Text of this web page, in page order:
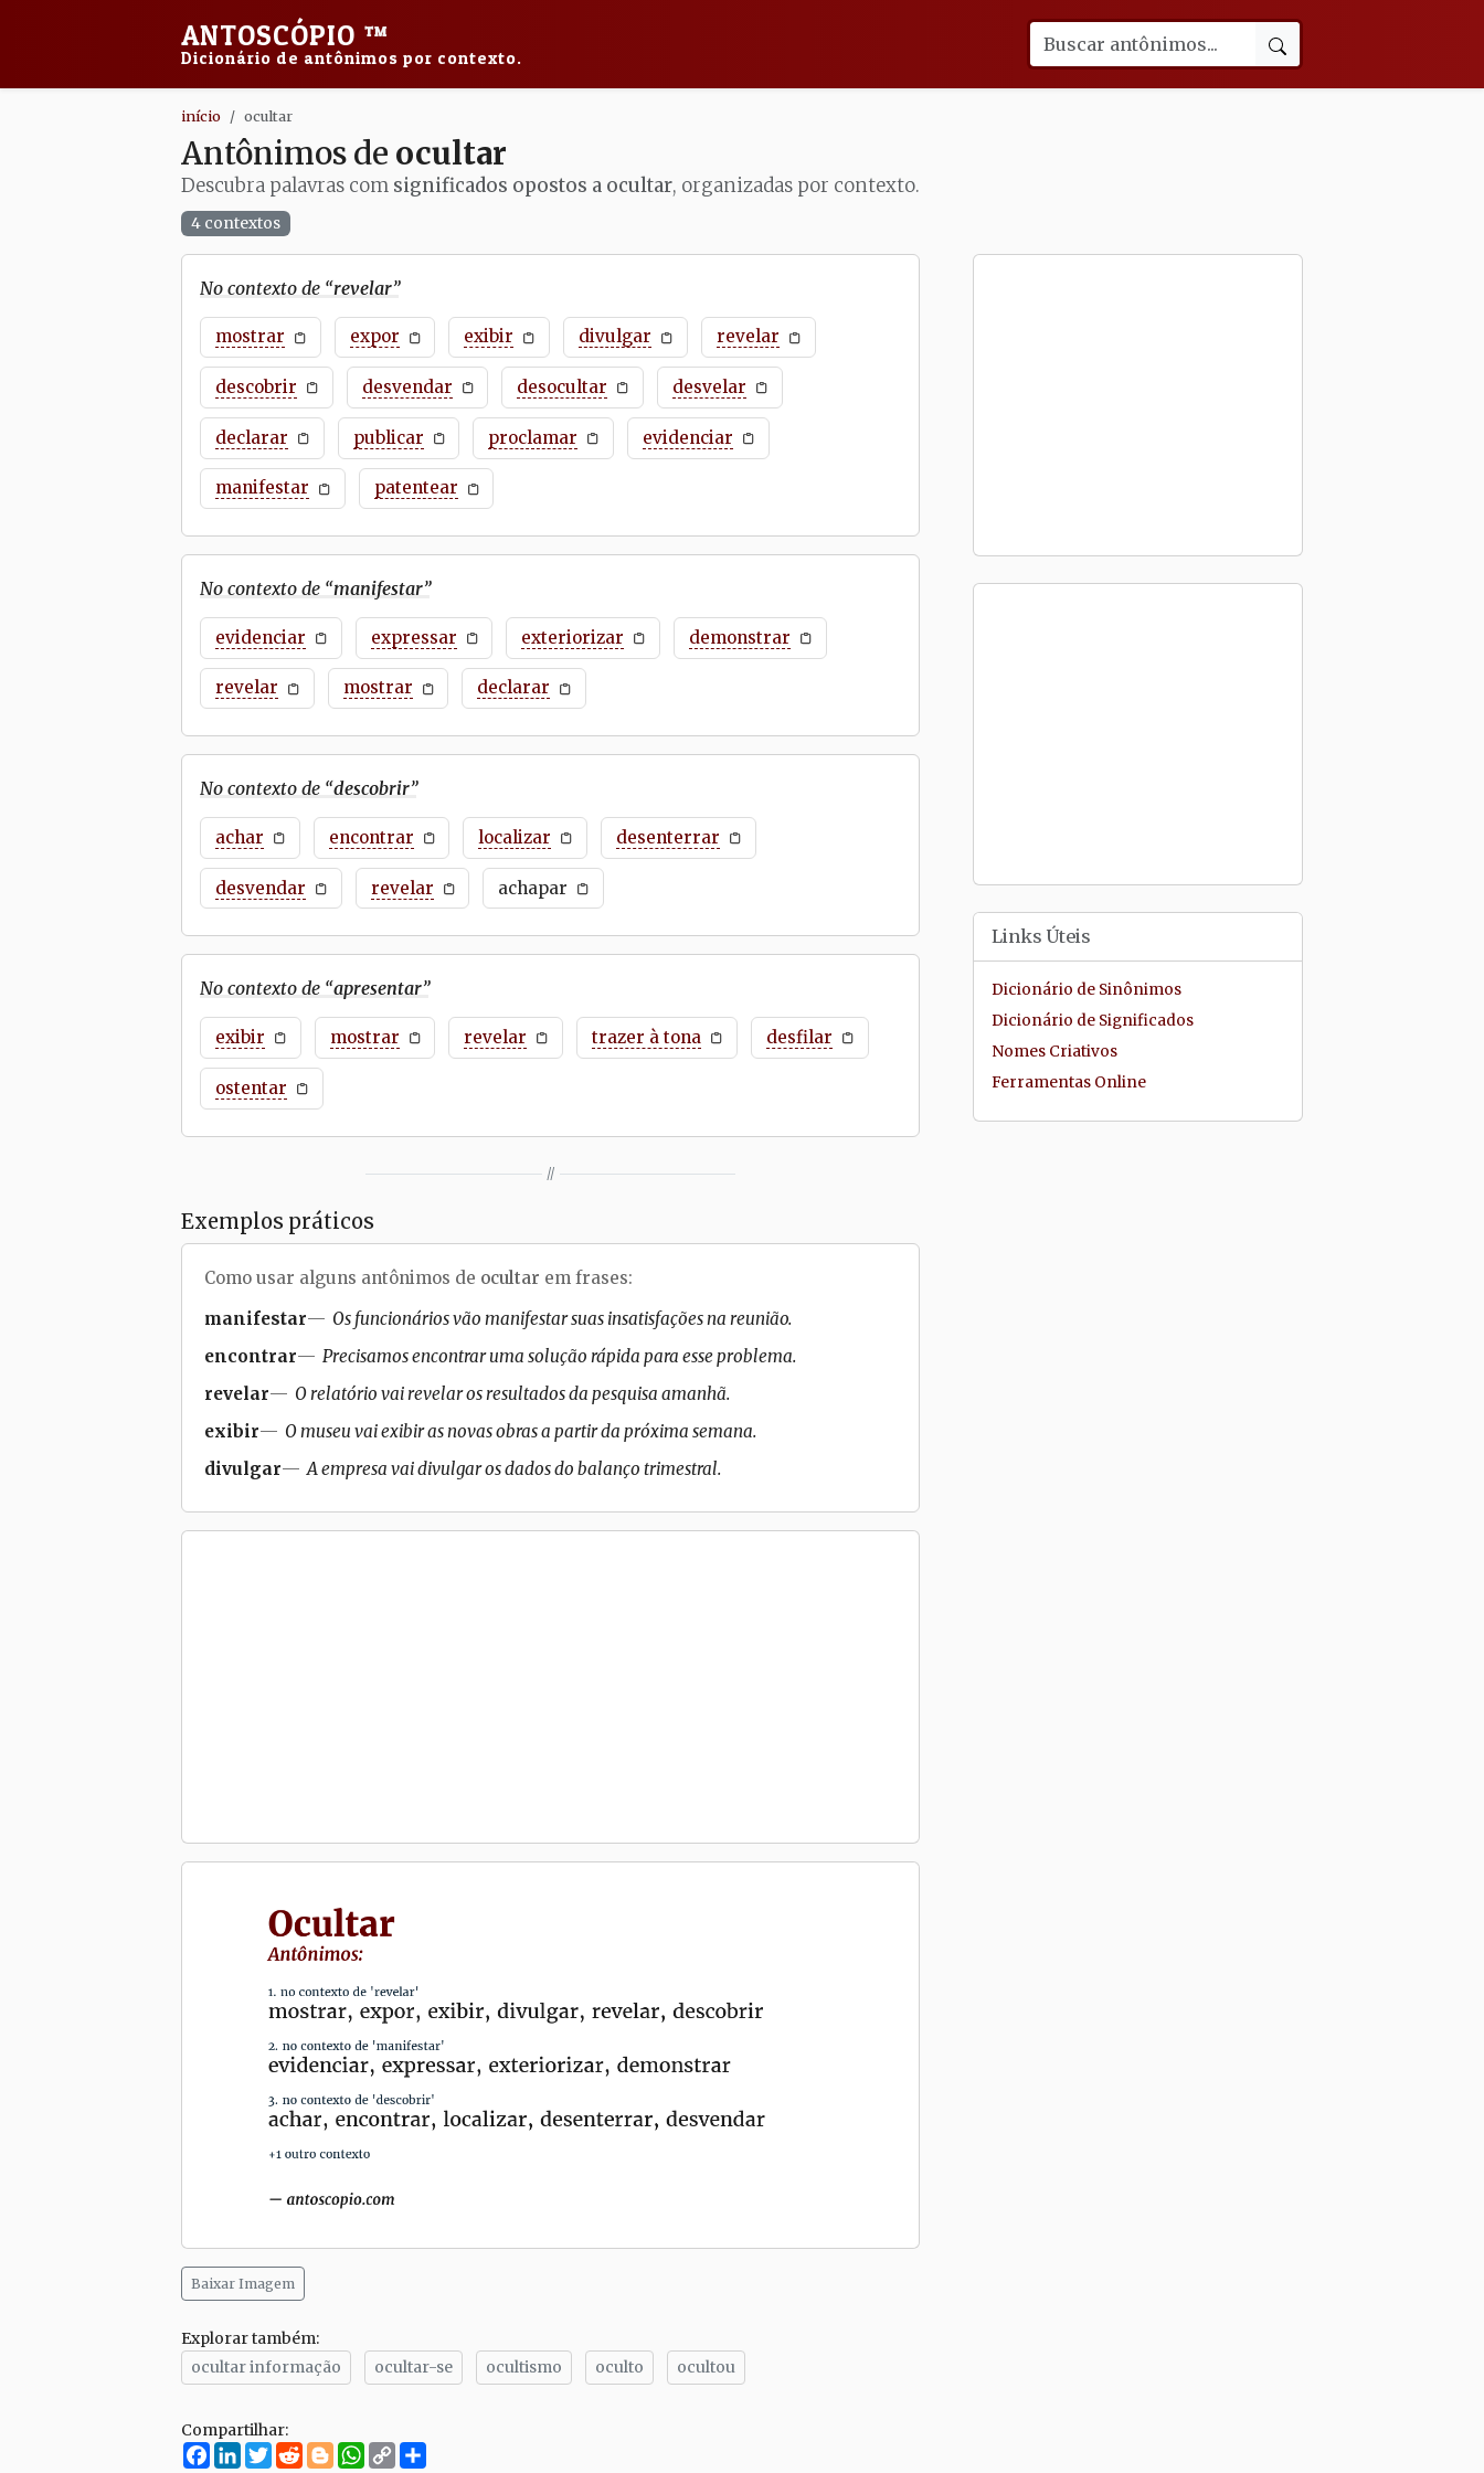
ANTOSCÓPIO ™
Dicionário de antônimos por contexto.
início ocultar
Antônimos de ocultar
Descubra palavras com significados opostos a ocultar, organizadas por contexto.
4 contextos
No contexto de “revelar”
mostrar expor exibir divulgar revelar
descobrir desvendar desocultar desvelar
declarar publicar proclamar evidenciar
manifestar patentear
No contexto de “manifestar”
evidenciar expressar exteriorizar demonstrar
revelar mostrar declarar
No contexto de “descobrir”
achar encontrar localizar desenterrar
desvendar revelar achapar
No contexto de “apresentar”
exibir mostrar revelar trazer à tona desfilar
ostentar
//
Exemplos práticos
Como usar alguns antônimos de ocultar em frases:
manifestar
Os funcionários vão manifestar suas insatisfações na reunião.
encontrar
Precisamos encontrar uma solução rápida para esse problema.
revelar
O relatório vai revelar os resultados da pesquisa amanhã.
exibir
O museu vai exibir as novas obras a partir da próxima semana.
divulgar
A empresa vai divulgar os dados do balanço trimestral.
Baixar Imagem
Explorar também:
ocultar informação
ocultar-se ocultismo oculto ocultou
Compartilhar:
Facebook
LinkedIn
Twitter
RedditBloggerWhatsApp
Copy
Link
Links Úteis
Dicionário de Sinônimos
Dicionário de Significados
Nomes Criativos
Ferramentas Online